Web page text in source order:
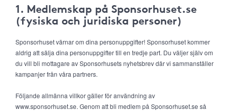
1. Medlemskap på Sponsorhuset.se
(fysiska och juridiska personer)
Sponsorhuset värnar om dina personuppgifter! Sponsorhuset kommer
aldrig att sälja dina personuppgifter till en tredje part. Du väljer själv om
du vill bli mottagare av Sponsorhusets nyhetsbrev där vi sammanställer
kampanjer från våra partners.
Följande allmänna villkor gäller för användning av
www.sponsorhuset.se. Genom att bli medlem på Sponsorhuset.se så